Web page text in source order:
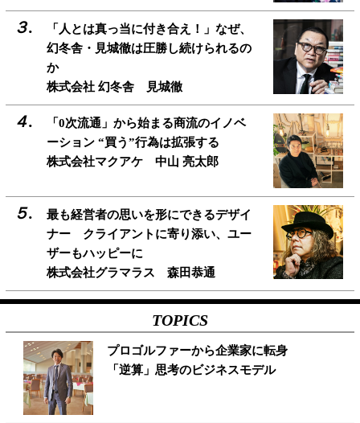
「人とは真っ当に付き合え！」なぜ、
幻冬舎・見城徹は圧勝し続けられるの
か
株式会社 幻冬舎 見城徹
「0次流通」から始まる商流のイノベ
ーション “買う”行為は拡張する
株式会社マクアケ 中山 亮太郎
最も経営者の思いを形にできるデザイ
ナー クライアントに寄り添い、ユー
ザーもハッピーに
株式会社グラマラス 森田恭通
TOPICS
プロゴルファーから企業家に転身
「逆算」思考のビジネスモデル